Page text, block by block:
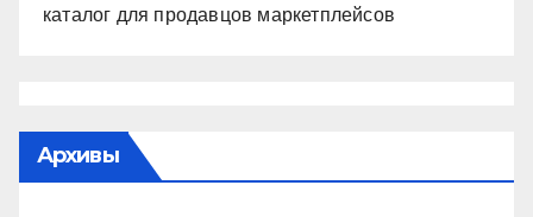
каталог для продавцов маркетплейсов
Архивы